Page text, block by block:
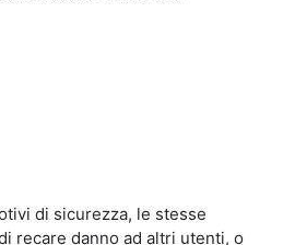
di sicurezza, le stesse
recare danno ad altri utenti, o